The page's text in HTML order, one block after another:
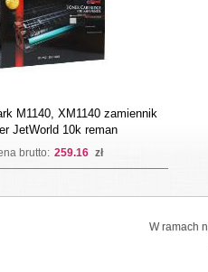
M1140, XM1140 zamiennik
JetWorld 10k reman
brutto: 259.16 zł
W ramach